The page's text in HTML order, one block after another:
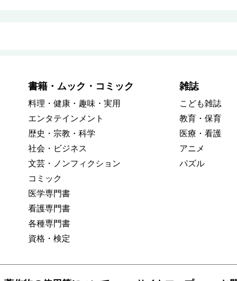
書籍・ムック・コミック
料理・健康・趣味・実用
エンタテインメント
歴史・宗教・科学
社会・ビジネス
文芸・ノンフィクション
コミック
医学専門書
看護専門書
各種専門書
資格・検定
雑誌
こども雑誌
教育・保育
医療・看護
アニメ
パズル